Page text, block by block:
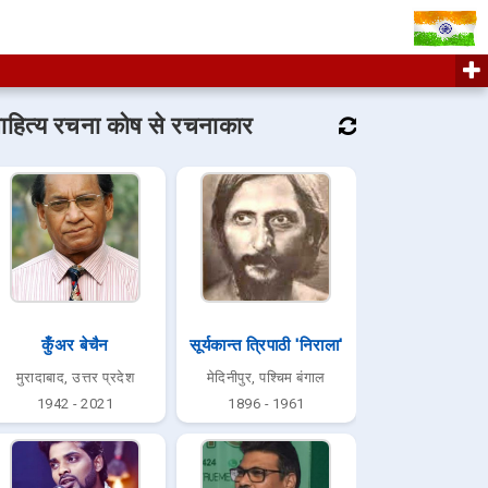
रचना कोष से रचनाकार
कुँअर बेचैन
मुरादाबाद, उत्तर प्रदेश
1942 - 2021
सूर्यकान्त त्रिपाठी 'निराला'
मेदिनीपुर, पश्चिम बंगाल
1896 - 1961